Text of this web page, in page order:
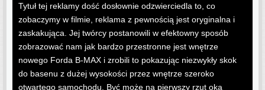
Tytuł tej reklamy dość dosłownie odzwierciedla to, co
zobaczymy w filmie, reklama z pewnością jest oryginalna i
zaskakująca. Jej twórcy postanowili w efektowny sposób
zobrazować nam jak bardzo przestronne jest wnętrze
nowego Forda B-MAX i zrobili to pokazując niezwykły skok
do basenu z dużej wysokości przez wnętrze szeroko
otwartego samochodu. Być może na pierwszy rzut oka